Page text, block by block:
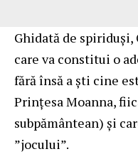
Ghidată de
care va constitui o
fără însă a ști cine
Prințesa Moanna,
subpământean) și
”jocului”.